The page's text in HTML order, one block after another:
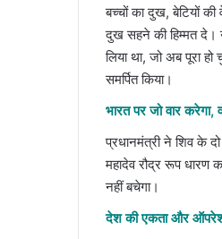
बच्चों का दुख, बेटियों की
दुख सहने की हिम्मत दे।
लिया था, जो अब पूरा
समर्पित किया।
भारत पर जो वार करेगा,
प्रधानमंत्री ने शिव के
महादेव रौद्र रूप धारण
नहीं बचेगा।
देश की एकता और